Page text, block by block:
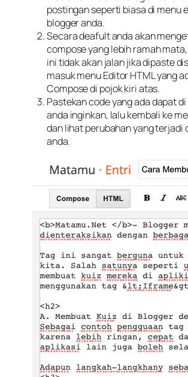
postingan seperti biasa di menu
blogger anda.
Secara deafult anda akan
compose yang lebih ramah
ini tidak akan jalan jika dipaste
masuk menu Editor HTML yang
Compose di pojok kiri atas.
Pastekan code yang ada dapat
anda inginkan, lalu kembali ke
dan lihat perubahan yang terjadi
anda.